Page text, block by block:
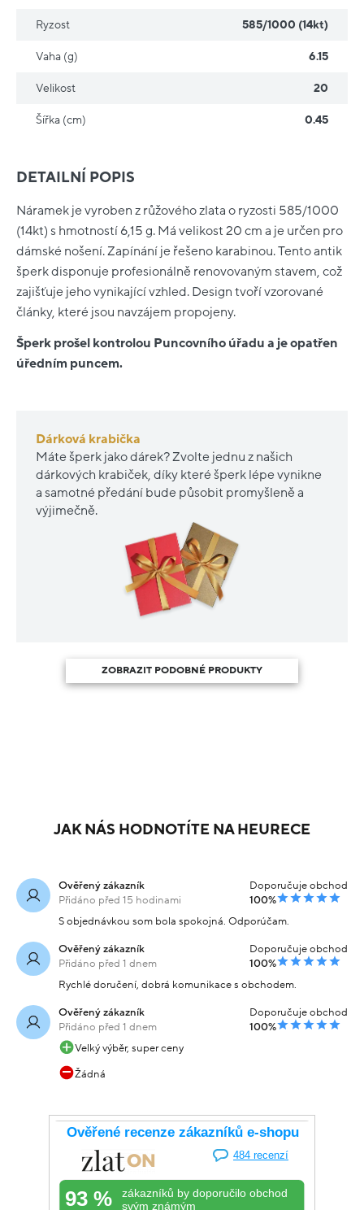
DETAILNÍ POPIS
Náramek je vyroben z růžového zlata o ryzosti 585/1000
(14kt) s hmotností 6,15 g. Má velikost 20 cm a je určen pro
dámské nošení. Zapínání je řešeno karabinou. Tento antik
šperk disponuje profesionálně renovovaným stavem, což
zajišťuje jeho vynikající vzhled. Design tvoří vzorované
články, které jsou navzájem propojeny.
Šperk prošel kontrolou Puncovního úřadu a je opatřen
úředním puncem.
Dárková krabička
Máte šperk jako dárek? Zvolte jednu z našich
dárkových krabiček, díky které šperk lépe vynikne
a samotné předání bude působit promyšleně a
výjimečně.
Ryzost 585/1000 (14kt)
Vaha (g) 6.15
Velikost 20
Šířka (cm) 0.45
ZOBRAZIT PODOBNÉ PRODUKTY
JAK NÁS HODNOTÍTE NA HEURECE
Ověřený zákazník
Přidáno před 15 hodinami
Doporučuje obchod
100%
S objednávkou som bola spokojná. Odporúčam.
Ověřený zákazník
Přidáno před 1 dnem
Doporučuje obchod
100%
Rychlé doručení, dobrá komunikace s obchodem.
Ověřený zákazník
Přidáno před 1 dnem
Doporučuje obchod
100%
Velký výběr, super ceny
Žádná